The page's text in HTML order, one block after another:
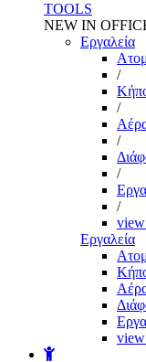
TOOLS
NEW IN
Εργαλεία
/
/
/
/
/
Εργαλεία